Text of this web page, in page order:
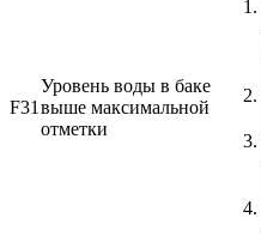
F31
Уровень воды в баке
выше максимальной
отметки